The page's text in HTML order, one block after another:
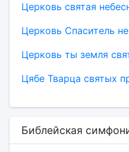
Церковь святая
Церковь Спаситель
Церковь ты земля
Цябе Тварца святых
Библейская